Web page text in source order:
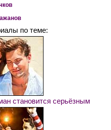
по теме:
становится серьёзным